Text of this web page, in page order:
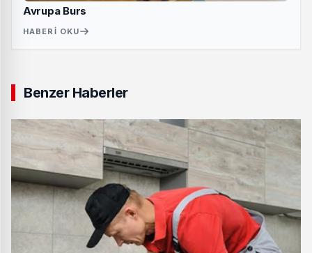
Avrupa Burs
HABERI OKU
Benzer Haberler